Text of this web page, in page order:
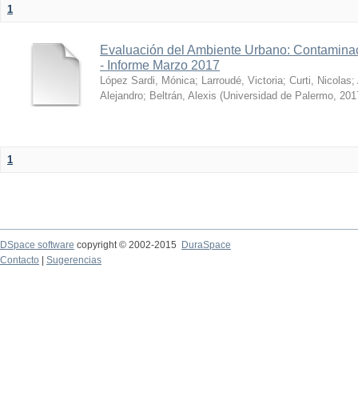
1
Evaluación del Ambiente Urbano:
- Informe Marzo 2017
López Sardi, Mónica; Larroudé, Victoria; Curti, Nicolas;
Alejandro; Beltrán, Alexis (Universidad de Palermo,
1
DSpace software copyright © 2002-2015
DuraSpace
Contacto
Sugerencias